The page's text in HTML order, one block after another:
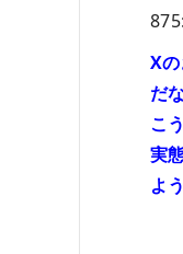
875:
X
だ
こ
実
よ